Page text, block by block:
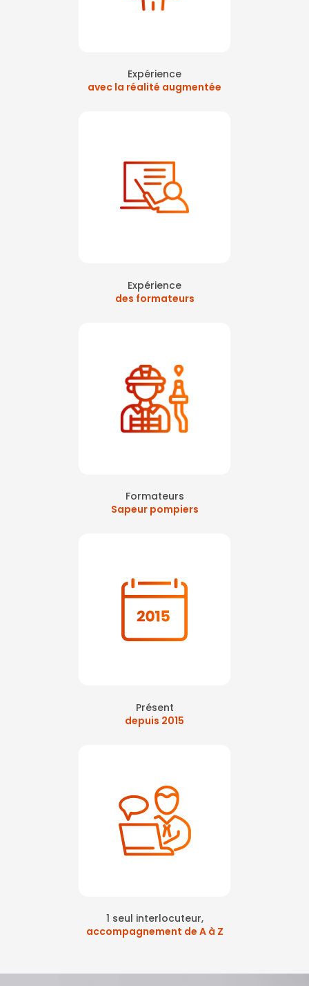
Expérience
avec la réalité augmentée
Expérience
des formateurs
Formateurs
Sapeur pompiers
Présent
depuis 2015
1 seul interlocuteur,
accompagnement de A à Z